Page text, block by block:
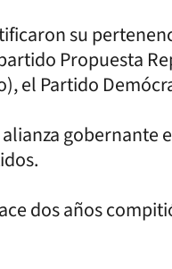
su
Propuesta
el Partido
gobernante
dos años